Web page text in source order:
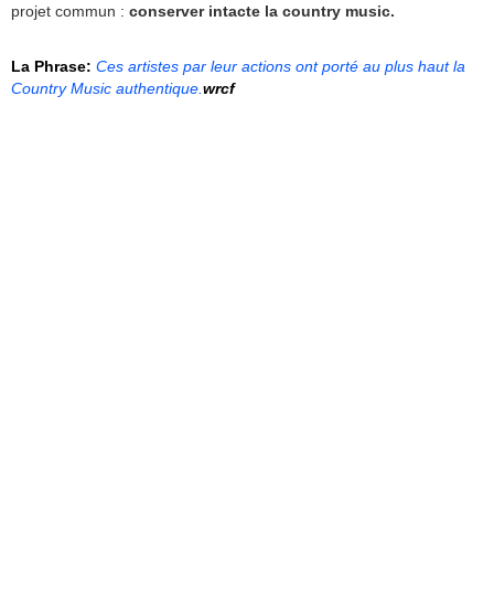
projet commun : conserver intacte la country music.
La Phrase: Ces artistes par leur actions ont porté au plus haut la
Country Music authentique. wrcf